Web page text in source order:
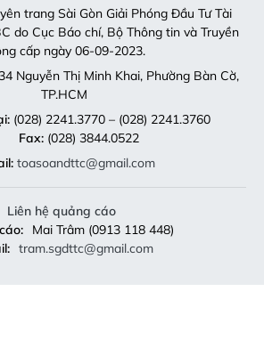
trang Sài Gòn Giải Phóng Đầu Tư Tài
do Cục Báo chí, Bộ Thông tin và Truyền
cấp ngày 06-09-2023.
Nguyễn Thị Minh Khai, Phường Bàn Cờ,
TP.HCM
(028) 2241.3770 – (028) 2241.3760
Fax:(028) 3844.0522
toasoandttc@gmail.com
Liên hệ quảng cáo
Mai Trâm (0913 118 448)
tram.sgdttc@gmail.com